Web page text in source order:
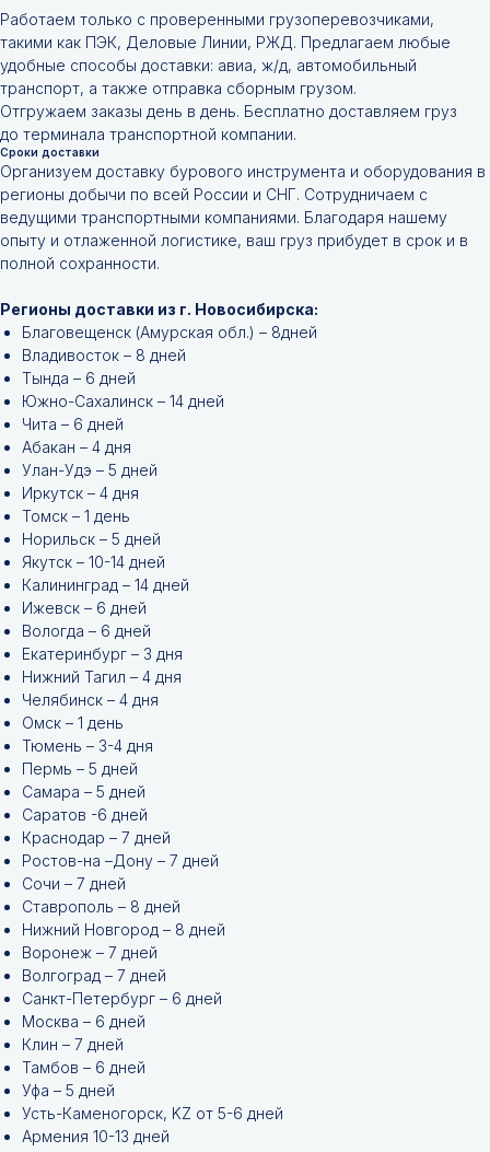
Работаем только с проверенными грузоперевозчиками,
такими как ПЭК, Деловые Линии, РЖД. Предлагаем любые
удобные способы доставки: авиа, ж/д, автомобильный
транспорт, а также отправка сборным грузом.
Отгружаем заказы день в день. Бесплатно доставляем груз
до терминала транспортной компании.
Сроки доставки
Организуем доставку бурового инструмента и оборудования в
регионы добычи по всей России и СНГ. Сотрудничаем с
ведущими транспортными компаниями. Благодаря нашему
опыту и отлаженной логистике, ваш груз прибудет в срок и в
полной сохранности.
Регионы доставки из г. Новосибирска:
Благовещенск (Амурская обл.) – 8дней
Владивосток – 8 дней
Тында – 6 дней
Южно-Сахалинск – 14 дней
Чита – 6 дней
Абакан – 4 дня
Улан-Удэ – 5 дней
Иркутск – 4 дня
Томск – 1 день
Норильск – 5 дней
Якутск – 10-14 дней
Калининград – 14 дней
Ижевск – 6 дней
Вологда – 6 дней
Екатеринбург – 3 дня
Нижний Тагил – 4 дня
Челябинск – 4 дня
Омск – 1 день
Тюмень – 3-4 дня
Пермь – 5 дней
Самара – 5 дней
Саратов -6 дней
Краснодар – 7 дней
Ростов-на –Дону – 7 дней
Сочи – 7 дней
Ставрополь – 8 дней
Нижний Новгород – 8 дней
Воронеж – 7 дней
Волгоград – 7 дней
Санкт-Петербург – 6 дней
Москва – 6 дней
Клин – 7 дней
Тамбов – 6 дней
Уфа – 5 дней
Усть-Каменогорск, KZ от 5-6 дней
Армения 10-13 дней